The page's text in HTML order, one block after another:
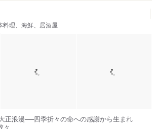
料理、海鮮、居酒屋
正浪漫──四季折々の命への感謝から生まれ
々